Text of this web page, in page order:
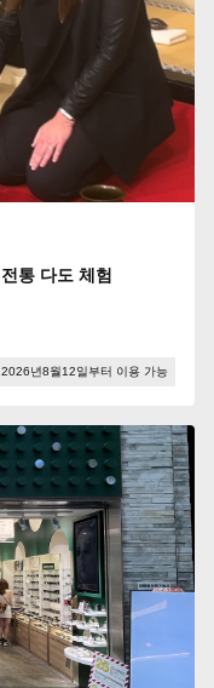
통 다도 체험
2026년8월12일부터 이용 가능